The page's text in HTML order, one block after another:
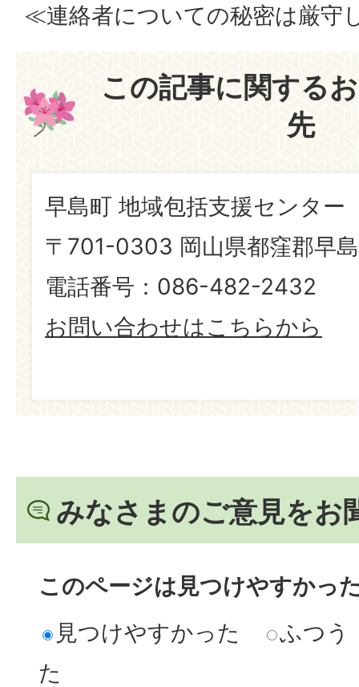
≪連絡者についての秘密は厳守
この記事に関する
先
早島町 地域包括支援センター
〒701-0303 岡山県都窪郡早
電話番号：086-482-2432
お問い合わせはこちらから
みなさまのご意見をお
このページは見つけやすかっ
見つけやすかった
ふつう
た